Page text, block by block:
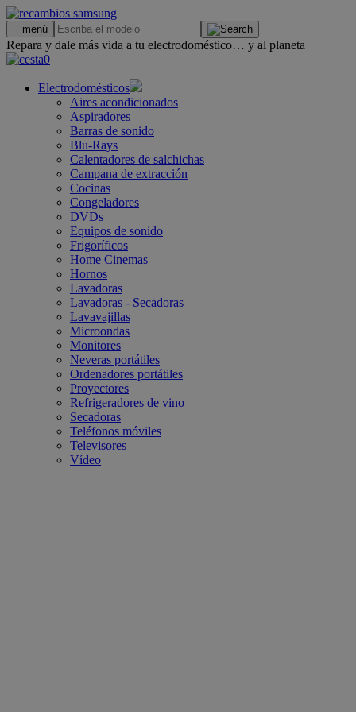
menú
Repara y dale más vida a tu electrodoméstico… y al planeta
0
Electrodomésticos
Aires acondicionados
Aspiradores
Barras de sonido
Blu-Rays
Calentadores de salchichas
Campana de extracción
Cocinas
Congeladores
DVDs
Equipos de sonido
Frigoríficos
Home Cinemas
Hornos
Lavadoras
Lavadoras - Secadoras
Lavavajillas
Microondas
Monitores
Neveras portátiles
Ordenadores portátiles
Proyectores
Refrigeradores de vino
Secadoras
Teléfonos móviles
Televisores
Vídeo